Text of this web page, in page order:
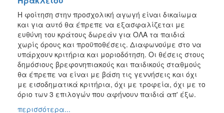
ΠΟΛΙΤΙΣΜΟΣ
ΑΝΘΕΚΤΙΚΗ
ΠΟΛΗ
Η φοίτηση στην προσχολική αγωγή είναι δικαίωμα
και για αυτό θα έπρεπε να εξασφαλίζεται με
ευθύνη του κράτους δωρεάν για ΟΛΑ τα παιδιά
χωρίς όρους και προϋποθέσεις. Διαφωνούμε στο να
υπάρχουν κριτήρια και μοριοδότηση. Οι θέσεις στους
δημόσιους βρεφονηπιακούς και παιδικούς σταθμούς
θα έπρεπε να είναι με βάση τις γεννήσεις και όχι
με εισοδηματικά κριτήρια, όχι με τροφεία, όχι με το
όριο των 3 επιλογών που αφήνουν παιδιά απ' έξω.
περισσότερα...